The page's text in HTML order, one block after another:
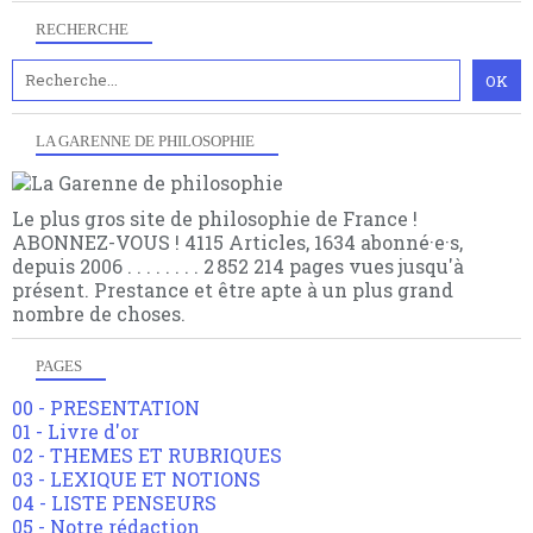
RECHERCHE
LA GARENNE DE PHILOSOPHIE
Le plus gros site de philosophie de France !
ABONNEZ-VOUS ! 4115 Articles, 1634 abonné·e·s,
depuis 2006 . . . . . . . . 2 852 214 pages vues jusqu'à
présent. Prestance et être apte à un plus grand
nombre de choses.
PAGES
00 - PRESENTATION
01 - Livre d'or
02 - THEMES ET RUBRIQUES
03 - LEXIQUE ET NOTIONS
04 - LISTE PENSEURS
05 - Notre rédaction